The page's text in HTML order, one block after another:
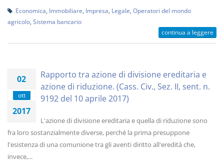
Economica Immobiliare Impresa Legale Operatori del mondo
agricolo Sistema bancario
continua a leggere
02
ott
2017
Rapporto tra azione di divisione ereditaria e
azione di riduzione. (Cass. Civ., Sez. II, sent. n.
9192 del 10 aprile 2017)
L'azione di divisione ereditaria e quella di riduzione sono
fra loro sostanzialmente diverse, perché la prima presuppone
l'esistenza di una comunione tra gli aventi diritto all'eredità che,
invece,...